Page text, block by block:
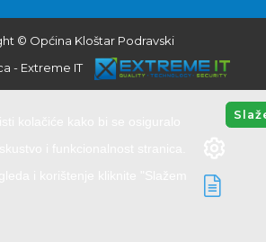
© Općina Kloštar Podravski
- Extreme IT